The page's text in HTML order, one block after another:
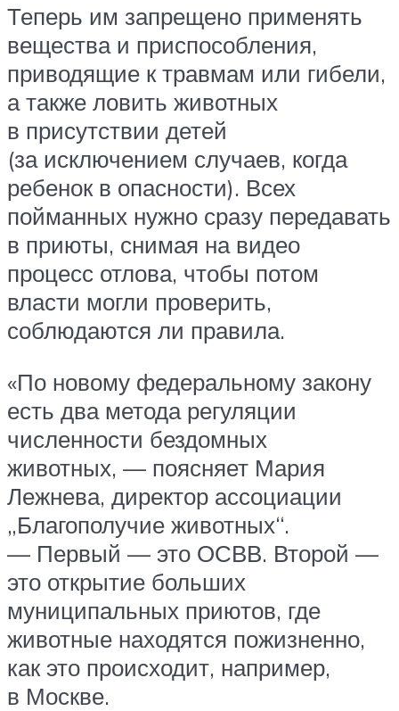
Теперь им запрещено применять
вещества и приспособления,
приводящие к травмам или гибели,
а также ловить животных
в присутствии детей
(за исключением случаев, когда
ребенок в опасности). Всех
пойманных нужно сразу передавать
в приюты, снимая на видео
процесс отлова, чтобы потом
власти могли проверить,
соблюдаются ли правила.
«По новому федеральному закону
есть два метода регуляции
численности бездомных
животных, — поясняет Мария
Лежнева, директор ассоциации
„Благополучие животных“.
— Первый — это ОСВВ. Второй —
это открытие больших
муниципальных приютов, где
животные находятся пожизненно,
как это происходит, например,
в Москве.